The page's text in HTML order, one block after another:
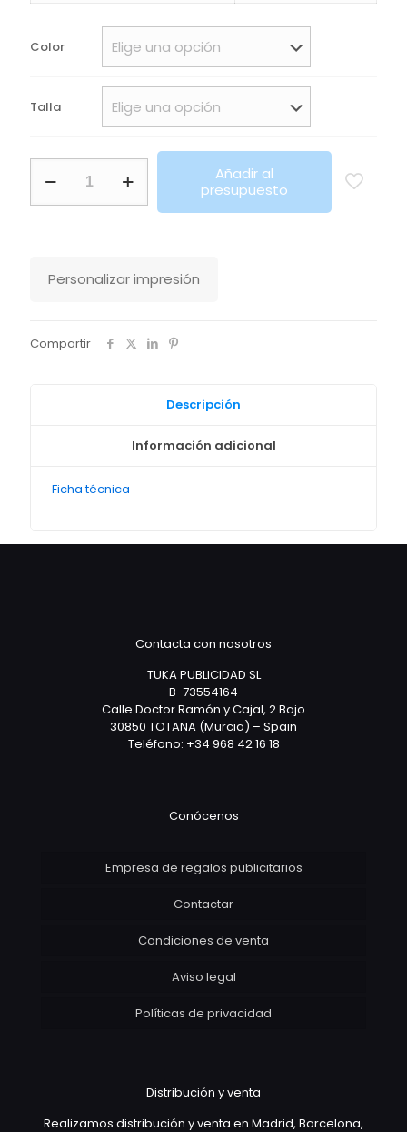
precios:
desde
41,10€
hasta
43,10€
Color
Talla
Softshell
Con
Men
Añadir al
presupuesto
Personalizar impresión
Compartir
Descripción
Información adicional
Ficha técnica
Contacta con nosotros
TUKA PUBLICIDAD SL
B-73554164
Calle Doctor Ramón y Cajal, 2 Bajo
30850 TOTANA (Murcia) – Spain
Teléfono: +34 968 42 16 18
Conócenos
Empresa de regalos publicitarios
Contactar
Condiciones de venta
Aviso legal
Políticas de privacidad
Distribución y venta
Realizamos distribución y venta en Madrid, Barcelona,